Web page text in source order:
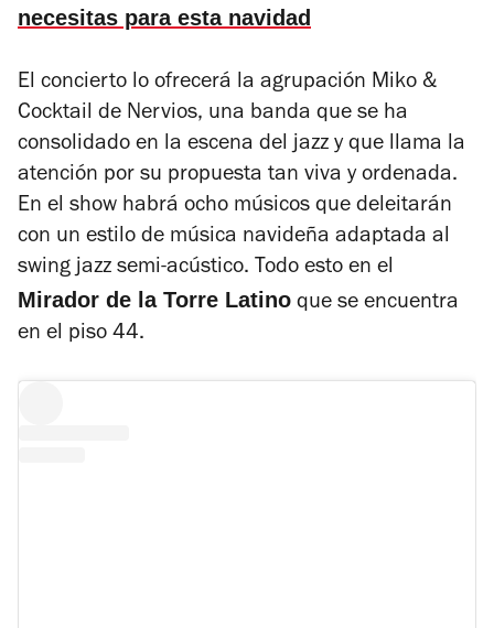
necesitas para esta navidad
El concierto lo ofrecerá la agrupación Miko &
Cocktail de Nervios, una banda que se ha
consolidado en la escena del jazz y que llama la
atención por su propuesta tan viva y ordenada.
En el show habrá ocho músicos que deleitarán
con un estilo de música navideña adaptada al
swing jazz semi-acústico. Todo esto en el
Mirador de la Torre Latino que se encuentra
en el piso 44.